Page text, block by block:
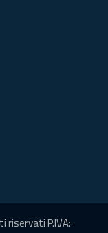
P.IVA: